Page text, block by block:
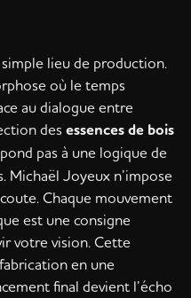
simple lieu de production.
où le temps
au dialogue entre
desessences de bois
pas à une logique de
Michaël Joyeux n’impose
Chaque mouvement
est une consigne
votre vision. Cette
en une
final devient l’écho